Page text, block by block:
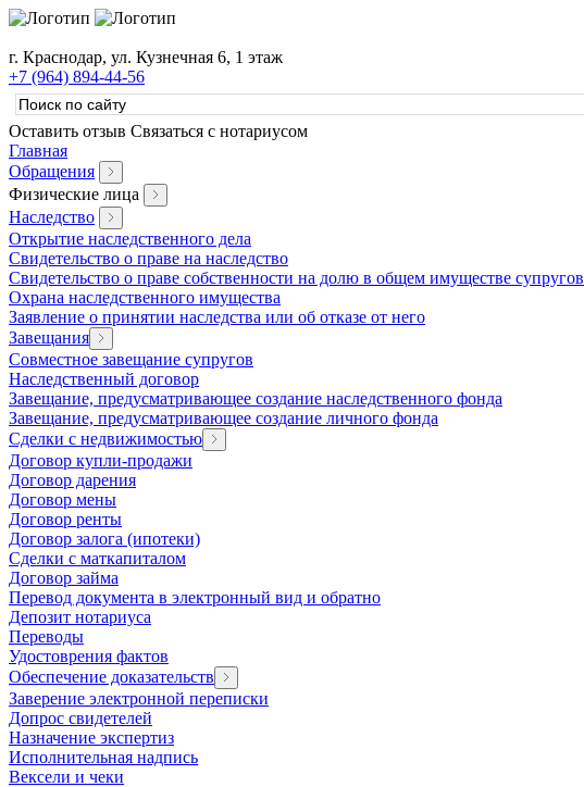
г. Краснодар, ул. Кузнечная 6, 1 этаж
+7 (964) 894-44-56
Оставить отзыв Связаться с нотариусом
Главная
Обращения
Физические лица
Наследство
Открытие наследственного дела
Свидетельство о праве на наследство
Свидетельство о праве собственности на долю в общем имуществе супругов
Охрана наследственного имущества
Заявление о принятии наследства или об отказе от него
Завещания
Совместное завещание супругов
Наследственный договор
Завещание, предусматривающее создание наследственного фонда
Завещание, предусматривающее создание личного фонда
Сделки с недвижимостью
Договор купли-продажи
Договор дарения
Договор мены
Договор ренты
Договор залога (ипотеки)
Сделки с маткапиталом
Договор займа
Перевод документа в электронный вид и обратно
Депозит нотариуса
Переводы
Удостоврения фактов
Обеспечение доказательств
Заверение электронной переписки
Допрос свидетелей
Назначение экспертиз
Исполнительная надпись
Вексели и чеки